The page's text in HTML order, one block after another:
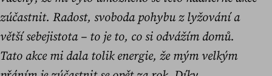
zúčastnit. Radost, svoboda pohybu z lyžování a
větší sebejistota – to je to, co si odvážím domů.
Tato akce mi dala tolik energie, že mým velkým